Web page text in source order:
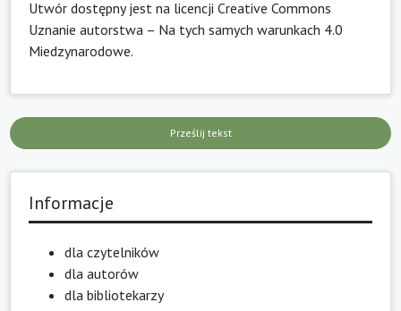
Utwór dostępny jest na licencji Creative Commons
Uznanie autorstwa – Na tych samych warunkach 4.0
Miedzynarodowe.
Prześlij tekst
Informacje
dla czytelników
dla autorów
dla bibliotekarzy